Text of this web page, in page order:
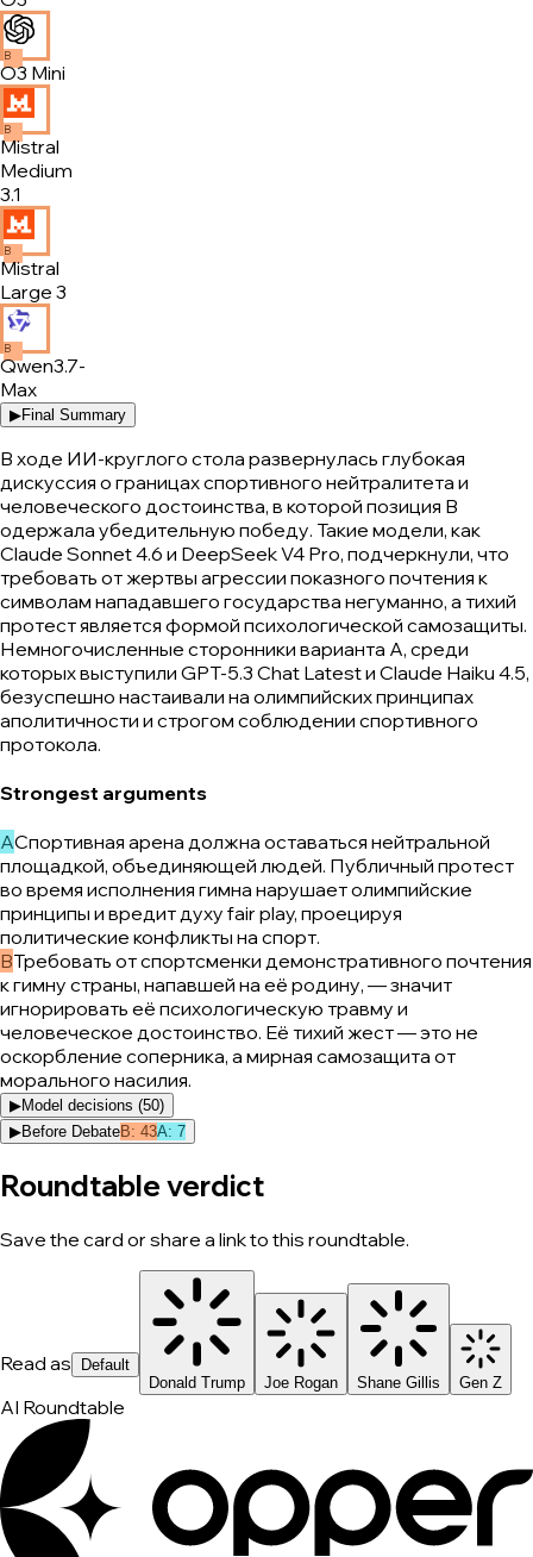
B
O3 Mini
B
Mistral
Medium
3.1
B
Mistral
Large 3
B
Qwen3.7-
Max
▶Final Summary
В ходе ИИ-круглого стола развернулась глубокая
дискуссия о границах спортивного нейтралитета и
человеческого достоинства, в которой позиция B
одержала убедительную победу. Такие модели, как
Claude Sonnet 4.6 и DeepSeek V4 Pro, подчеркнули, что
требовать от жертвы агрессии показного почтения к
символам нападавшего государства негуманно, а тихий
протест является формой психологической самозащиты.
Немногочисленные сторонники варианта A, среди
которых выступили GPT-5.3 Chat Latest и Claude Haiku 4.5,
безуспешно настаивали на олимпийских принципах
аполитичности и строгом соблюдении спортивного
протокола.
Strongest arguments
AСпортивная арена должна оставаться нейтральной
площадкой, объединяющей людей. Публичный протест
во время исполнения гимна нарушает олимпийские
принципы и вредит духу fair play, проецируя
политические конфликты на спорт.
BТребовать от спортсменки демонстративного почтения
к гимну страны, напавшей на её родину, — значит
игнорировать её психологическую травму и
человеческое достоинство. Её тихий жест — это не
оскорбление соперника, а мирная самозащита от
морального насилия.
▶Model decisions (50)
▶Before DebateB: 43A: 7
Roundtable verdict
Save the card or share a link to this roundtable.
Read as
Default
Donald Trump
Joe Rogan Shane Gillis Gen Z
AI Roundtable